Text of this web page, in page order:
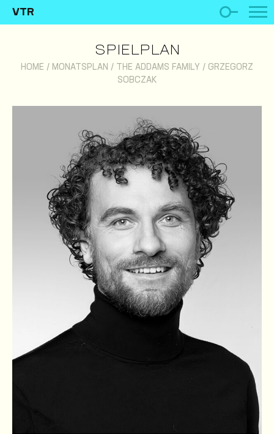
VTR
SPIELPLAN
HOME / MONATSPLAN / THE ADDAMS FAMILY / GRZEGORZ
SOBCZAK